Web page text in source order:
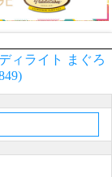
ィライト まぐろ